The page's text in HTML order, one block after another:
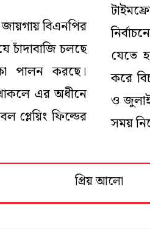
জায়গায় বিএনপির
চাঁদাবাজি চলছে
পালন করছে।
এর অধীনে
প্লেয়িং ফিল্ডের
যেতে
করে
ও জুলাই
সময়
প্রিয় আলো